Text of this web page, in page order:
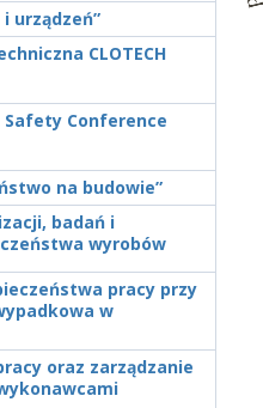
urządzeń”
CLOTECH
Conference
na budowie”
badań i
wyrobów
pracy przy
w
oraz zarządzanie